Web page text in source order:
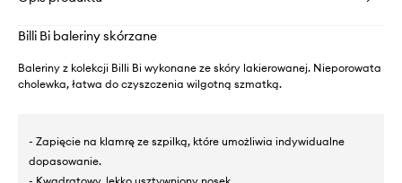
Billi Bi baleriny skórzane
Baleriny z kolekcji Billi Bi wykonane ze skóry lakierowanej. Nieporowata
cholewka, łatwa do czyszczenia wilgotną szmatką.
- Zapięcie na klamrę ze szpilką, które umożliwia indywidualne
dopasowanie.